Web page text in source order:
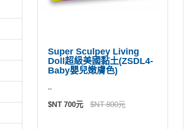
Super Sculpey Living
Doll超級美國黏土(ZSDL4-
Baby嬰兒嫩膚色)
..
$NT 700元 $NT 800元